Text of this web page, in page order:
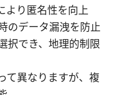
より匿名性を向上
のデータ漏洩を防止
択でき、地理的制限
て異なりますが、複